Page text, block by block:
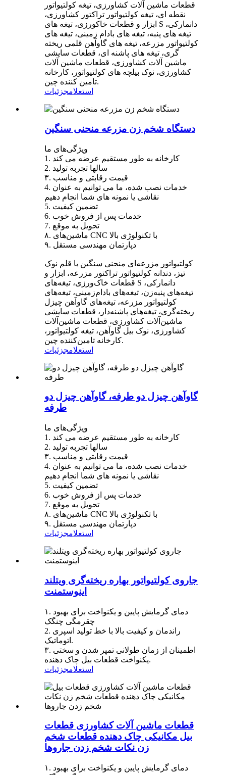
قطعات ماشین آلات کشاورزی، تیغه کولتیواتور
نقطه ای، تیغه کولتیواتور تراکتور کشاورزی،
ابزار و قطعات خاکورزی، تیغه های S دانمارکی،
تیغه های پنبه، تیغه های بادام زمینی، تیغه های
کولتیواتور مزرعه، تیغه های گاوآهن قلمی ریخته
گری، تیغه های پاشنه ای، قطعات سایشی
ماشین آلات کشاورزی، قطعات ماشین آلات
کشاورزی، نوک بیلچه های کولتیواتور، کارخانه
تامین کننده چین.
استعلامجزئیات
دستگاه شخم زن مزرعه منحنی سنگین
ویژگی‌های ما
1. کارخانه به طور مستقیم عرضه می کند
2. سالها تجربه تولید
۳. قیمت رقابتی و مناسب
4. خدمات نصب شده، ما می توانیم به عنوان
نقاشی یا نمونه های شما انجام دهیم
5. تضمین کیفیت
6. خدمات پس از فروش خوب
7. تحویل به موقع
۸. ماشین‌های CNC با تکنولوژی بالا
۹. دپارتمان مهندسی مستقل
کولتیواتور مزرعه‌ای منحنی سنگین با قلم نوک
تیز، دندانه کولتیواتور تراکتور مزرعه، ابزار و
قطعات خاک‌ورزی، تیغه‌های S دانمارکی،
تیغه‌های پنبه‌زن، تیغه‌های بادام‌زمینی، تیغه‌های
کولتیواتور مزرعه، تیغه‌های گاوآهن چیزل
ریخته‌گری، تیغه‌های پاشنه‌دار، قطعات سایشی
ماشین‌آلات کشاورزی، قطعات ماشین‌آلات
کشاورزی، نوک بیل گاوآهن، تیغه کولتیواتور،
کارخانه تامین‌کننده چین.
استعلامجزئیات
گاوآهن چیزل دو طرفه، گاوآهن چیزل دو
طرفه
ویژگی‌های ما
1. کارخانه به طور مستقیم عرضه می کند
2. سالها تجربه تولید
۳. قیمت رقابتی و مناسب
4. خدمات نصب شده، ما می توانیم به عنوان
نقاشی یا نمونه های شما انجام دهیم
5. تضمین کیفیت
6. خدمات پس از فروش خوب
7. تحویل به موقع
۸. ماشین‌های CNC با تکنولوژی بالا
۹. دپارتمان مهندسی مستقل
استعلامجزئیات
جاروی کولتیواتور بهاره ریخته‌گری ویتلند
اینوستمنت
۱. دمای گرمایش پایین و یکنواخت برای بهبود
چقرمگی چنگک
2. راندمان و کیفیت بالا با خط تولید اسپری
اتوماتیک.
۳. اطمینان از زمان طولانی تمپر شدن و سختی
یکنواخت قطعات بیل چاک دهنده.
استعلامجزئیات
قطعات ماشین آلات کشاورزی قطعات
بیل مکانیکی چاک دهنده قطعات شخم
زن نکات شخم زدن جاروها
۱. دمای گرمایش پایین و یکنواخت برای بهبود